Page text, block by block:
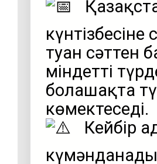
күнтізбесіне
туған сәттен
міндетті
болашақта
көмектеседі.
Кейбір